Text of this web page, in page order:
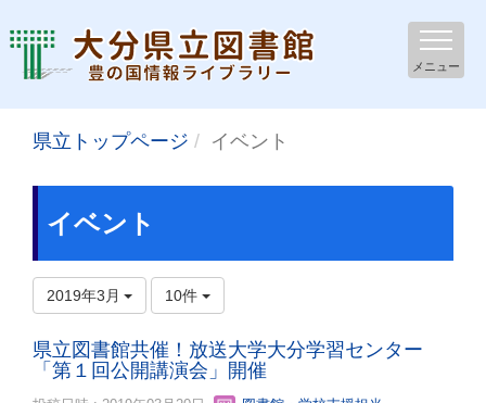
メニュー
県立トップページ イベント
イベント
2019年3月 10件
県立図書館共催！放送大学大分学習センター
「第１回公開講演会」開催